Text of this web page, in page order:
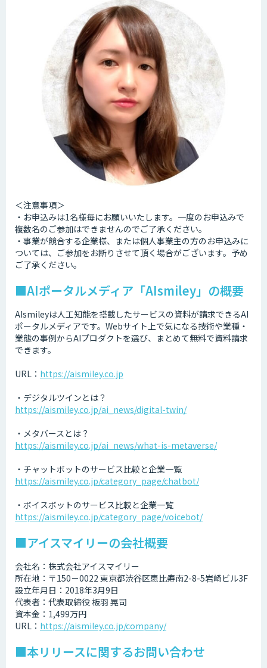
＜注意事項＞
・お申込みは1名様毎にお願いいたします。一度のお申込みで
複数名のご参加はできませんのでご了承ください。
・事業が競合する企業様、または個人事業主の方のお申込みに
ついては、ご参加をお断りさせて頂く場合がございます。予め
ご了承ください。
■AIポータルメディア「AIsmiley」の概要
AIsmileyは人工知能を搭載したサービスの資料が請求できるAI
ポータルメディアです。Webサイト上で気になる技術や業種・
業態の事例からAIプロダクトを選び、まとめて無料で資料請求
できます。
URL： https://aismiley.co.jp
・デジタルツインとは？
https://aismiley.co.jp/ai_news/digital-twin/
・メタバースとは？
https://aismiley.co.jp/ai_news/what-is-metaverse/
・チャットボットのサービス比較と企業一覧
https://aismiley.co.jp/category_page/chatbot/
・ボイスボットのサービス比較と企業一覧
https://aismiley.co.jp/category_page/voicebot/
■アイスマイリーの会社概要
会社名：株式会社アイスマイリー
所在地：〒150－0022 東京都渋谷区恵比寿南2-8-5岩崎ビル3F
設立年月日：2018年3月9日
代表者：代表取締役 板羽 晃司
資本金：1,499万円
URL： https://aismiley.co.jp/company/
■本リリースに関するお問い合わせ